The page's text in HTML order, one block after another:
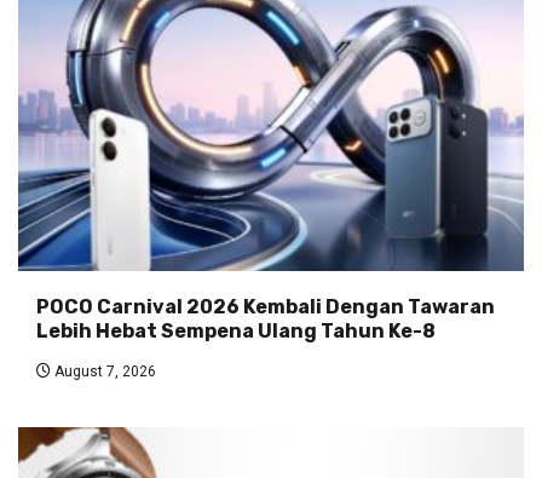
POCO Carnival 2026 Kembali Dengan Tawaran
Lebih Hebat Sempena Ulang Tahun Ke-8
August 7, 2026